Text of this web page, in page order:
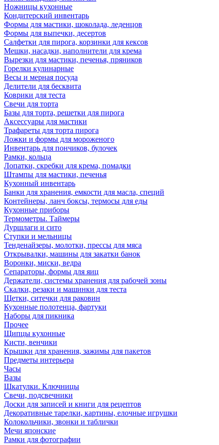
Ножницы кухонные
Кондитерский инвентарь
Формы для мастики, шоколада, леденцов
Формы для выпечки, десертов
Салфетки для пирога, корзинки для кексов
Мешки, насадки, наполнители для крема
Вырезки для мастики, печенья, пряников
Горелки кулинарные
Весы и мерная посуда
Делители для бесквита
Коврики для теста
Свечи для торта
Базы для торта, решетки для пирога
Аксессуары для мастики
Трафареты для торта пирога
Ложки и формы для мороженого
Инвентарь для пончиков, булочек
Рамки, кольца
Лопатки, скребки для крема, помадки
Штампы для мастики, печенья
Кухонный инвентарь
Банки для хранения, емкости для масла, специй
Контейнеры, ланч боксы, термосы для еды
Кухонные приборы
Термометры. Таймеры
Дуршлаги и сито
Ступки и мельницы
Тенденайзеры, молотки, прессы для мяса
Открывалки, машины для закатки банок
Воронки, миски, ведра
Сепараторы, формы для яиц
Держатели, системы хранения для рабочей зоны
Скалки, резаки и машинки для теста
Щетки, ситечки для раковин
Кухонные полотенца, фартуки
Наборы для пикника
Прочее
Щипцы кухонные
Кисти, венчики
Крышки для хранения, зажимы для пакетов
Предметы интерьера
Часы
Вазы
Шкатулки. Ключницы
Свечи, подсвечники
Доски для записей и книги для рецептов
Декоративные тарелки, картины, елочные игрушки
Колокольчики, звонки и таблички
Мечи японские
Рамки для фотографии